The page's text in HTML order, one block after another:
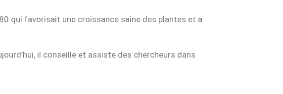
qui favorisait une croissance saine des plantes et a
il conseille et assiste des chercheurs dans